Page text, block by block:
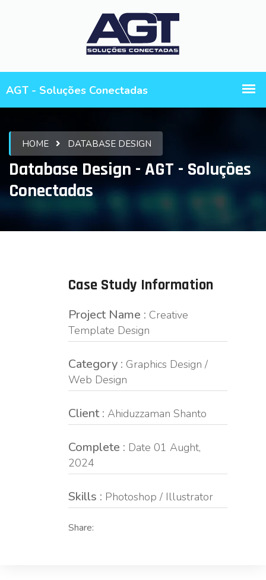
HOME DATABASE DESIGN
Database Design - AGT - Soluções
Conectadas
Case Study Information
Project Name : Creative
Template Design
Category : Graphics Design /
Web Design
Client : Ahiduzzaman Shanto
Complete : Date 01 Aught,
2024
Skills : Photoshop / Illustrator
Share: